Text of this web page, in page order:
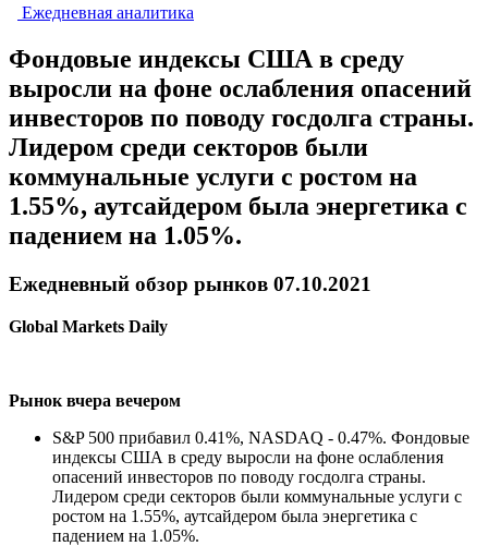
Ежедневная аналитика
Фондовые индексы США в среду
выросли на фоне ослабления опасений
инвесторов по поводу госдолга страны.
Лидером среди секторов были
коммунальные услуги с ростом на
1.55%, аутсайдером была энергетика с
падением на 1.05%.
Ежедневный обзор рынков 07.10.2021
Global Markets Daily
Рынок вчера вечером
S&P 500 прибавил 0.41%, NASDAQ - 0.47%. Фондовые
индексы США в среду выросли на фоне ослабления
опасений инвесторов по поводу госдолга страны.
Лидером среди секторов были коммунальные услуги с
ростом на 1.55%, аутсайдером была энергетика с
падением на 1.05%.